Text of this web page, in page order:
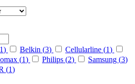
1) Belkin (3) Cellularline (1)
(1) Philips (2) Samsung (3)
(1)